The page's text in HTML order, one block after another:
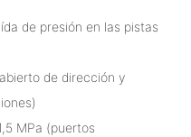
de presión en las pistas
de dirección y
MPa (puertos